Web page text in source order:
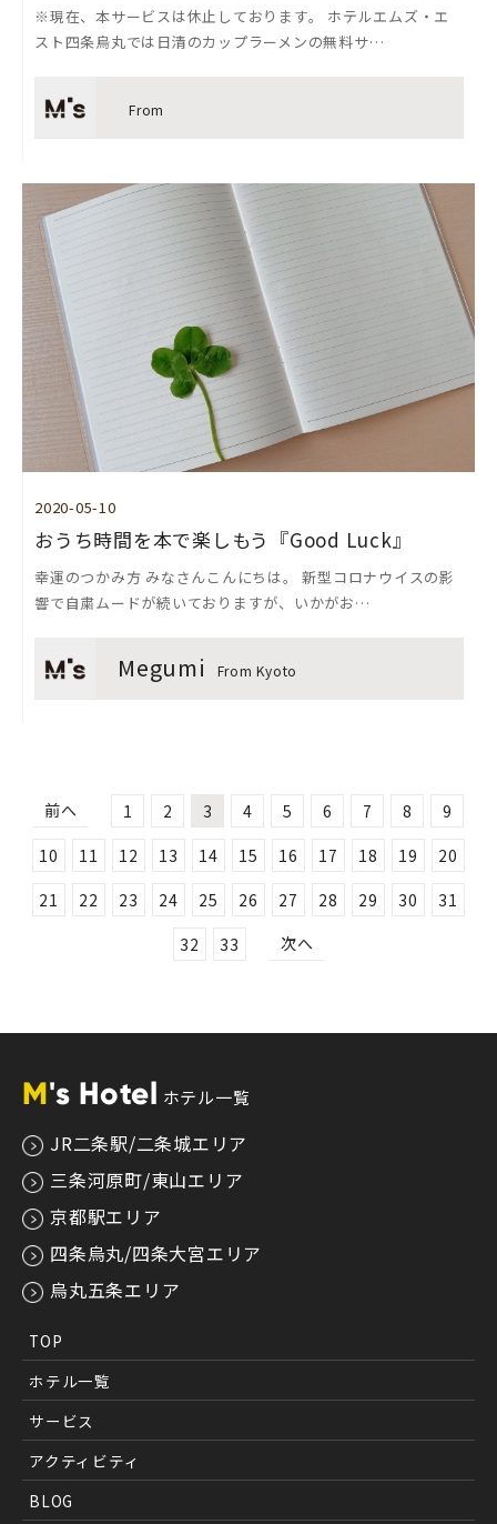
※現在、本サービスは休止しております。 ホテルエムズ・エ
スト四条烏丸では日清のカップラーメンの無料サ…
From
2020-05-10
おうち時間を本で楽しもう『Good Luck』
幸運のつかみ方 みなさんこんにちは。 新型コロナウイスの影
響で自粛ムードが続いておりますが、いかがお…
Megumi From Kyoto
前へ 1 2 3 4 5 6 7 8
9
10
11 12 13 14 15 16 17 18 19
20
21
22 23 24 25 26 27 28 29 30
31
32
33 次へ
TOP
ホテル一覧
サービス
アクティビティ
BLOG
M's Hotel ホテル一覧
JR二条駅/二条城エリア
三条河原町/東山エリア
京都駅エリア
四条烏丸/四条大宮エリア
烏丸五条エリア